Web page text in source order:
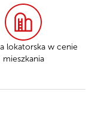
lokatorska w cenie
mieszkania